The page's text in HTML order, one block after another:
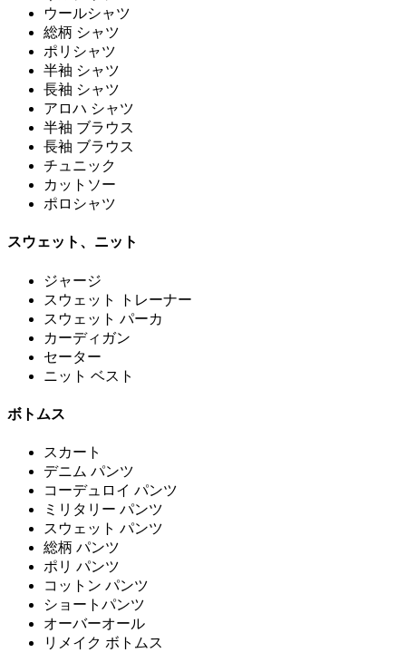
ウールシャツ
総柄 シャツ
ポリシャツ
半袖 シャツ
長袖 シャツ
アロハ シャツ
半袖 ブラウス
長袖 ブラウス
チュニック
カットソー
ポロシャツ
スウェット、ニット
ジャージ
スウェット トレーナー
スウェット パーカ
カーディガン
セーター
ニット ベスト
ボトムス
スカート
デニム パンツ
コーデュロイ パンツ
ミリタリー パンツ
スウェット パンツ
総柄 パンツ
ポリ パンツ
コットン パンツ
ショートパンツ
オーバーオール
リメイク ボトムス